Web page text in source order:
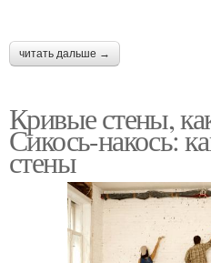
читать дальше →
Кривые стены,
Сикось-накось:
стены